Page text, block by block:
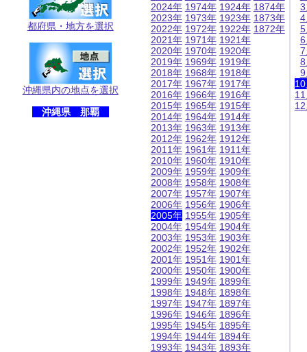
都府県・地方を選択
沖縄県内の地点を選択
沖縄県 那覇
2024年
2023年
2022年
2021年
2020年
2019年
2018年
2017年
2016年
2015年
2014年
2013年
2012年
2011年
2010年
2009年
2008年
2007年
2006年
2005年
2004年
2003年
2002年
2001年
2000年
1999年
1998年
1997年
1996年
1995年
1994年
1993年
1974年
1973年
1972年
1971年
1970年
1969年
1968年
1967年
1966年
1965年
1964年
1963年
1962年
1961年
1960年
1959年
1958年
1957年
1956年
1955年
1954年
1953年
1952年
1951年
1950年
1949年
1948年
1947年
1946年
1945年
1944年
1943年
1924年
1923年
1922年
1921年
1920年
1919年
1918年
1917年
1916年
1915年
1914年
1913年
1912年
1911年
1910年
1909年
1908年
1907年
1906年
1905年
1904年
1903年
1902年
1901年
1900年
1899年
1898年
1897年
1896年
1895年
1894年
1893年
1874年
1873年
1872年